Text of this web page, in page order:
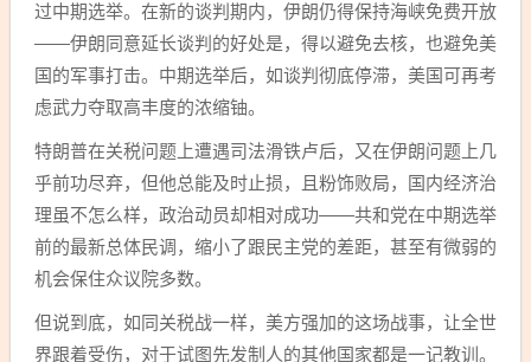
过中期选举。在新的谈判期内，伊朗仍得保持海峡免费开放
——伊朗同意延长谈判的好处是，得以避免去核，也避免美
国的军事打击。中期选举后，如谈判彻底停滞，美国可再考
虑武力夺取高丰度的浓缩铀。
特朗普在关税问题上遭遇司法滑铁卢后，又在伊朗问题上几
乎前功尽弃，但他总能及时止损，且粉饰败局，国内经济治
理虽不怎么样，政治动员却相对成功——共和党在中期选举
前的最新总体民调，缩小了跟民主党的差距，甚至有微弱的
机会保住众议院多数。
但说到底，如同关税战一样，美方强加的这场战事，让全世
界跟着受伤，对于试图先发制人的其他国家都是一记教训。